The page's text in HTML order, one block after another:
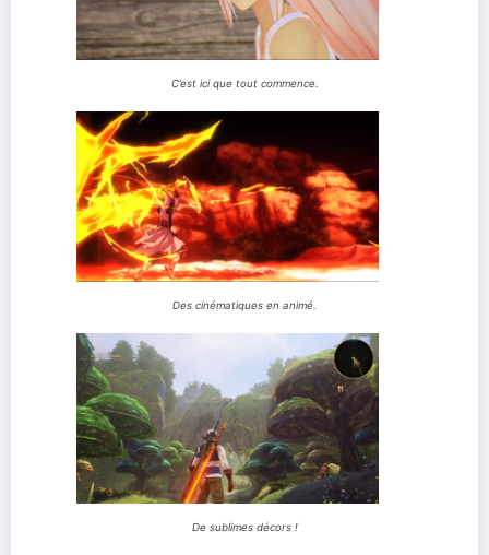
C’est ici que tout commence.
Des cinématiques en animé.
De sublimes décors !